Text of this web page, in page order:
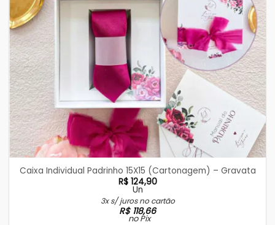
Caixa Individual Padrinho 15X15 (Cartonagem) – Gravata
R$124,90
Un
3x s/ juros no cartão
R$118,66
no Pix